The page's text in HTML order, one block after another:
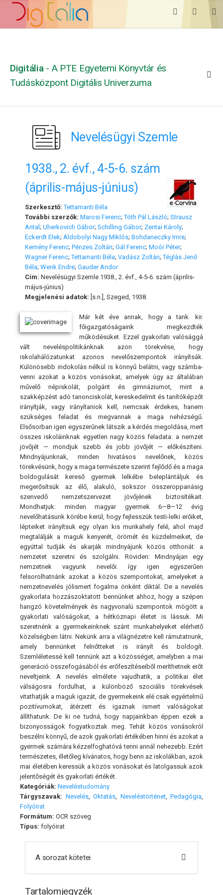
Digitália - A PTE Egyetemi Könyvtár és
Tudásközpont Digitális Univerzuma
Nevelésügyi Szemle
1938., 2. évf., 4-5-6. szám
(április-május-június)
Szerkesztő: Tettamanti Béla
További szerzők: Marosi Ferenc;Tóth Pál László; Strausz
Antal; Uherkovich Gábor; Schilling Gábor; Zentai Károly;
Eckerdt Elek; Aldobolyi Nagy Miklós; Bohdaneczky Imre;
Kemény Ferenc; Pénzes Zoltán; Gál Ferenc; Moór Péter;
Wagner Ferenc;Tettamanti Béla; Vadász Zoltán;Téglás Jenő
Béla; Wenk Endre; Gauder Andor
Cím: Nevelésügyi Szemle 1938., 2. évf., 4-5-6. szám (április-
május-június)
Megjelenési adatok: [s.n.], Szeged, 1938.
Már két éve annak, hogy a tank. kir.
főigazgatóságaink megkezdték
működésüket. Ezzel gyakorlati valósággá
vált neveléspolitikánknak azon törekvése, hogy
iskolahálózatunkat azonos nevelőszempontok irányítsák.
Különösebb indokolás nélkül is könnyű belátni, vagy számba-
venni azokat a közös vonásokat, amelyek úgy az általában
művelő népiskolát, polgárit és gimnáziumot, mint a
szakképzést adó tanonciskolát, kereskedelmit és tanítóképzőt
irányítják, vagy irányítaniok kell, nemcsak érdekes, hanem
szükséges feladat és megvannak a maga nehézségű.
Elsősorban igen egyszerűnek látszik a kérdés megoldása, mert
összes iskoláinknak egyetlen nagy közös feladata: a nemzet
jövőjét — mondjuk szebb és jobb jövőjét — előkészíteni.
Mindnyájunknak, minden hivatásos nevelőnek, közös
törekvésünk, hogy a maga természete szerint fejlődő és a maga
boldogulását kereső gyermek lelkébe beleplántáljuk és
megerősítsük az élő, alakuló, sokszor összeroppanásig
szenvedő nemzetszervezet jövőjének biztosítékait.
Mondhatjuk: minden magyar gyermek 6—8—12 évig
nevelőhatásunk körébe kerül, hogy fejlesszük testi-lelki erőiket,
lépteiket irányítsuk egy olyan kis munkahely felé, ahol majd
megtalálják a maguk kenyerét, örömét és küzdelmeiket, de
egyúttal tudják és akarják mindnyájunk közös otthonát: a
nemzetet szeretni és szolgálni. Röviden: Mindnyájan egy
nemzetnek vagyunk nevelői. így igen egyszerűen
felsorolhatnánk azokat a közös szempontokat, amelyeket a
nemzetnevelés jólismert fogalma önként diktál. De a nevelés
gyakorlata hozzászoktatott bennünket ahhoz, hogy a szépen
hangzó követelmények és nagyvonalú szempontok mögött a
gyakorlati valóságokat, a hétköznapi életet is lássuk. Mi
szeretnénk a gyermekeinknek szánt munkahelyeket elérhető
közelségben látni. Nekünk arra a világnézetre kell rámutatnunk,
amely bennünket felnőtteket is irányít és boldogít.
Szemléletessé kell tennünk azt a közösséget, amelyben a mai
generáció összefogásából és erőfeszítéseiből meríthetnek erőt
neveltjeink. A nevelés elmélete vajudhatik, a politikai élet
válságosra fordulhat, a különböző szociális törekvések
vitathatják a maguk igazát, de gyermekeink elé csak egyértelmű
pozitívumokat, átérzett és igaznak ismert valóságokat
állíthatunk. De ki ne tudná, hogy napjainkban éppen ezek a
bizonyosságok fogyatkoztak meg. Tehát közös vonásokról
beszélni könnyű, de azok gyakorlati értékében hinni és azokat a
gyermek számára kézzelfoghatóvá tenni annál nehezebb. Ezért
természetes, illetőleg kívánatos, hogy benn az iskolákban, azok
mai életében keressük a közös vonásokat és latolgassuk azok
jelentőségét és gyakorlati értékét.
Kategóriák: Neveléstudomány
Tárgyszavak: Nevelés, Oktatás Neveléstörténet, Pedagógia
Folyóirat
Formátum: OCR szöveg
Típus: folyóirat
A sorozat kötetei
Tartalomjegyzék